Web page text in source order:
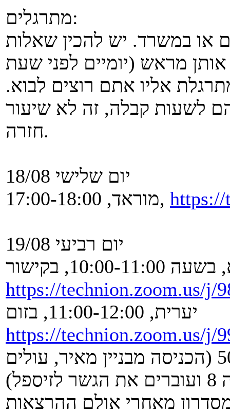
מתרגלים:
או במשרד. יש להכין שאלות
מראש (יומיים לפני שעת
אליו אתם רוצים לבוא.
לשעות קבלה, זה לא שיעור
חזרה.
יום שלישי 18/08
מוראד, 17:00-18:00, https://
יום רביעי 19/08
11:00, בקישור
https://technion.zoom.us/j/
יערית, 11:00-12:00, בזום
https://technion.zoom.us/j/
מרוה, 11:30-12:30, זיספל 506 (הכניסה מבניין מאיר, עולים